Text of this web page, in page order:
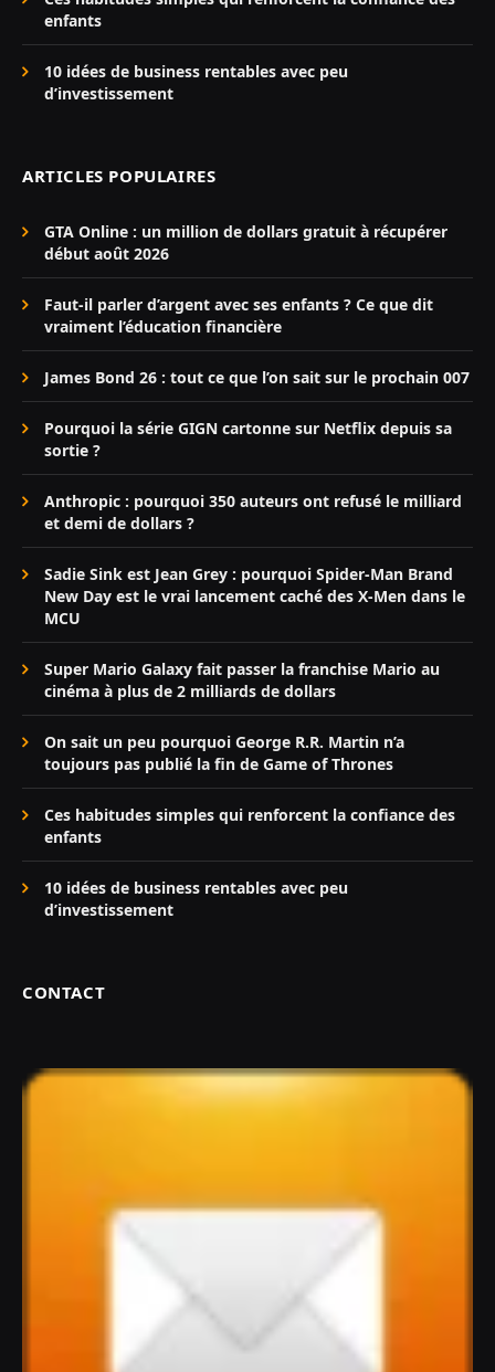
enfants
10 idées de business rentables avec peu
d’investissement
ARTICLES POPULAIRES
GTA Online : un million de dollars gratuit à récupérer
début août 2026
Faut-il parler d’argent avec ses enfants ? Ce que dit
vraiment l’éducation financière
James Bond 26 : tout ce que l’on sait sur le prochain 007
Pourquoi la série GIGN cartonne sur Netflix depuis sa
sortie ?
Anthropic : pourquoi 350 auteurs ont refusé le milliard
et demi de dollars ?
Sadie Sink est Jean Grey : pourquoi Spider-Man Brand
New Day est le vrai lancement caché des X-Men dans le
MCU
Super Mario Galaxy fait passer la franchise Mario au
cinéma à plus de 2 milliards de dollars
On sait un peu pourquoi George R.R. Martin n’a
toujours pas publié la fin de Game of Thrones
Ces habitudes simples qui renforcent la confiance des
enfants
10 idées de business rentables avec peu
d’investissement
CONTACT